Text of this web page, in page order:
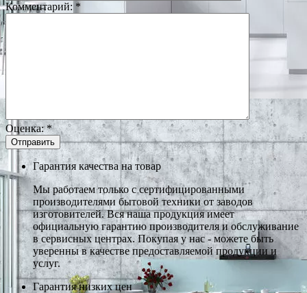
Комментарий: *
Оценка:*
Гарантия качества на товар
Мы работаем только с сертифицированными
производителями бытовой техники от заводов
изготовителей. Вся наша продукция имеет
официальную гарантию производителя и обслуживание
в сервисных центрах. Покупая у нас - можете быть
уверенны в качестве предоставляемой продукции и
услуг.
Гарантия низких цен